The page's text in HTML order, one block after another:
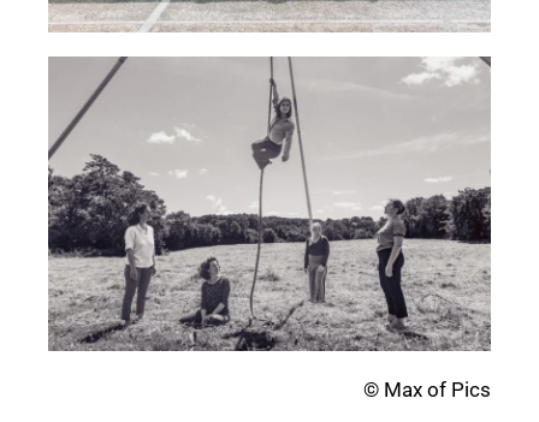
© Max of Pics